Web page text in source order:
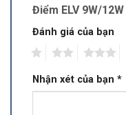
Điểm ELV 9W/12W
Đánh giá của bạn
Nhận xét của bạn *